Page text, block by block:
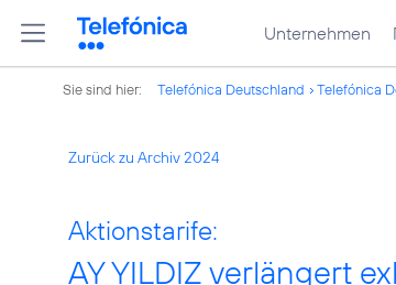
Unternehmen
Sie sind hier: Telefónica Deutschland Telefónica
Zurück zu Archiv 2024
Aktionstarife:
AY YILDIZ verlängert